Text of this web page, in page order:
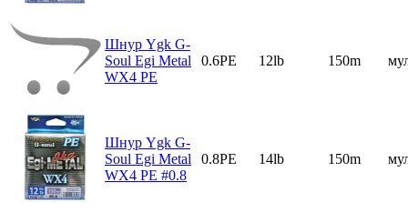
Шнур Ygk G-
Soul Egi Metal
WX4 PE
0.6PE 12lb 150m
Шнур Ygk G-
Soul Egi Metal
WX4 PE #0.8
0.8PE 14lb 150m